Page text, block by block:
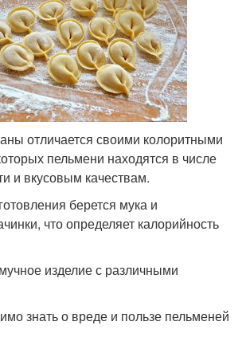
отличается своими колоритными
пельмени находятся в числе
и вкусовым качествам.
берется мука и
что определяет калорийность
изделие с различными
знать о вреде и пользе пельменей